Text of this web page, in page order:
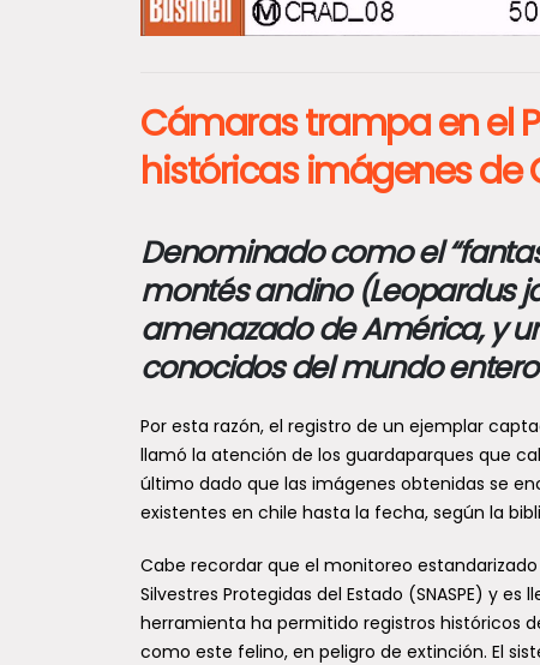
Cámaras trampa en el
históricas imágenes de
Denominado como el
montés andino (Leopardus
amenazado de América, y
conocidos del mundo entero
Por esta razón, el registro de un ejemplar
llamó la atención de los guardaparques que
último dado que las imágenes obtenidas se
existentes en chile hasta la fecha, según la
Cabe recordar que el monitoreo
Silvestres Protegidas del Estado (SNASPE) y
herramienta ha permitido registros históricos
como este felino, en peligro de extinción. El